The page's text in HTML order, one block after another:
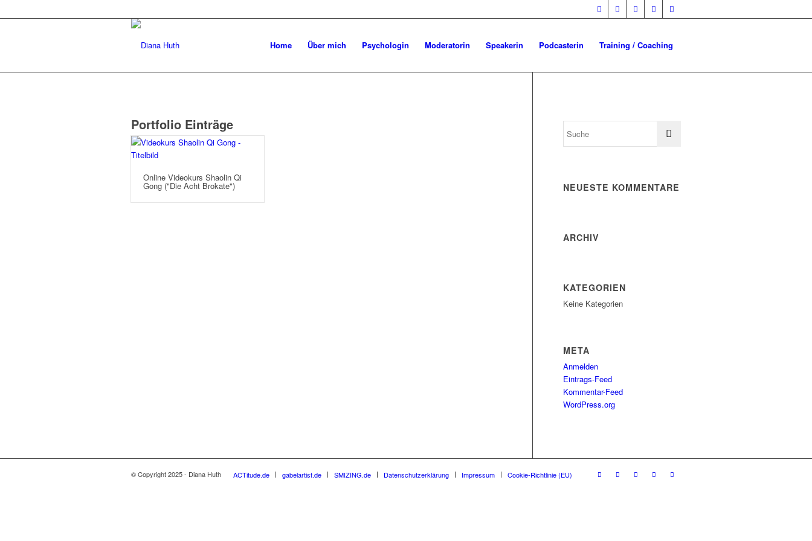
Home Über mich Psychologin Moderatorin Speakerin Podcasterin Training / Coaching
Portfolio Einträge
Online Videokurs Shaolin Qi
Gong ("Die Acht Brokate") NEUESTE KOMMENTARE
ARCHIV
KATEGORIEN
Keine Kategorien
META
Anmelden
Eintrags-Feed
Kommentar-Feed
WordPress.org
© Copyright 2025 - Diana Huth ACTitude.de gabelartist.de SMIZING.de Datenschutzerklärung Impressum Cookie-Richtlinie (EU)